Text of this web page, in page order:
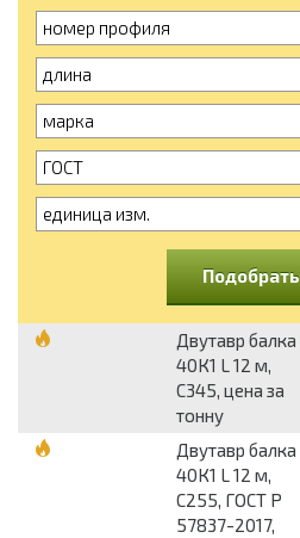
номер профиля
длина
марка
ГОСТ
единица изм.
Подобрать
Двутавр балка
40К1 L 12 м,
С345, цена за
тонну
Двутавр балка
40К1 L 12 м,
С255, ГОСТ Р
57837-2017,